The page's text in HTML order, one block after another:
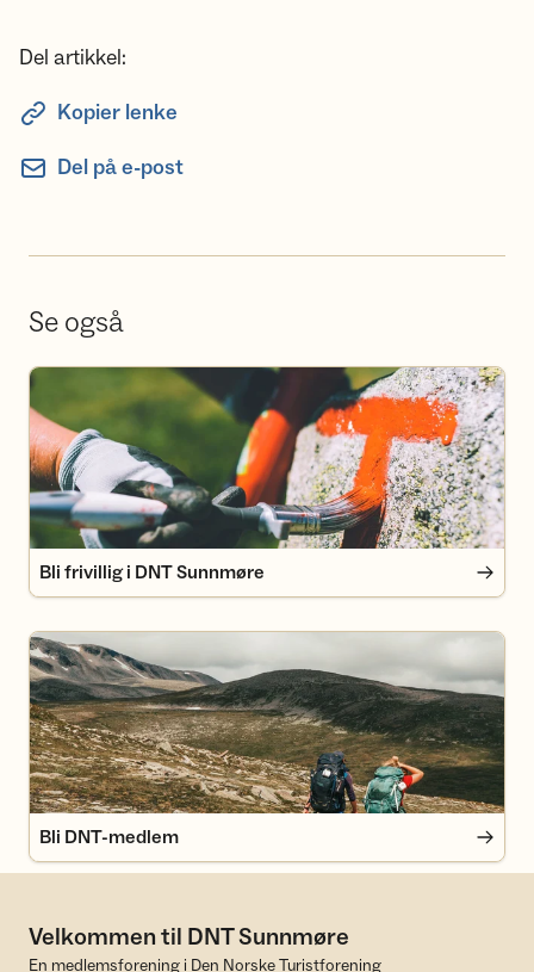
Del artikkel:
Kopier lenke
Del på e-post
Se også
Bli frivillig i DNT Sunnmøre
Bli frivillig i DNT Sunnmøre
Bli DNT-medlem
Bli DNT-medlem
Velkommen til DNT Sunnmøre
En medlemsforening i Den Norske Turistforening